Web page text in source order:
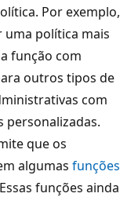
Por exemplo,
uma política mais
função com
outros tipos de
com
personalizadas.
que os
algumas funções
funções ainda